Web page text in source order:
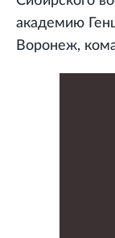
академию
Воронеж,